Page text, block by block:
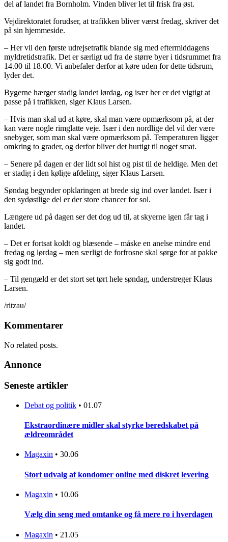
del af landet fra Bornholm. Vinden bliver let til frisk fra øst.
Vejdirektoratet forudser, at trafikken bliver værst fredag, skriver det
på sin hjemmeside.
– Her vil den første udrejsetrafik blande sig med eftermiddagens
myldretidstrafik. Det er særligt ud fra de større byer i tidsrummet fra
14.00 til 18.00. Vi anbefaler derfor at køre uden for dette tidsrum,
lyder det.
Bygerne hærger stadig landet lørdag, og især her er det vigtigt at
passe på i trafikken, siger Klaus Larsen.
– Hvis man skal ud at køre, skal man være opmærksom på, at der
kan være nogle rimglatte veje. Især i den nordlige del vil der være
snebyger, som man skal være opmærksom på. Temperaturen ligger
omkring to grader, og derfor bliver det hurtigt til noget smat.
– Senere på dagen er der lidt sol hist og pist til de heldige. Men det
er stadig i den kølige afdeling, siger Klaus Larsen.
Søndag begynder opklaringen at brede sig ind over landet. Især i
den sydøstlige del er der store chancer for sol.
Længere ud på dagen ser det dog ud til, at skyerne igen får tag i
landet.
– Det er fortsat koldt og blæsende – måske en anelse mindre end
fredag og lørdag – men særligt de forfrosne skal sørge for at pakke
sig godt ind.
– Til gengæld er det stort set tørt hele søndag, understreger Klaus
Larsen.
/ritzau/
Kommentarer
No related posts.
Annonce
Seneste artikler
Debat og politik • 01.07
Ekstraordinære midler skal styrke beredskabet på
ældreområdet
Magaxin • 30.06
Stort udvalg af kondomer online med diskret levering
Magaxin • 10.06
Vælg din seng med omtanke og få mere ro i hverdagen
Magaxin • 21.05